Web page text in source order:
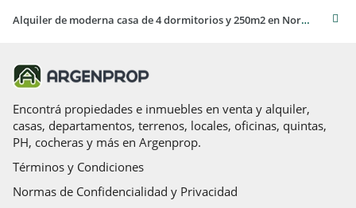
Alquiler de moderna casa de 4 dormitorios y 250m2 en Nordelta Las Tipas, Buenos Aires
Encontrá propiedades e inmuebles en venta y alquiler,
casas, departamentos, terrenos, locales, oficinas, quintas,
PH, cocheras y más en Argenprop.
Términos y Condiciones
Normas de Confidencialidad y Privacidad